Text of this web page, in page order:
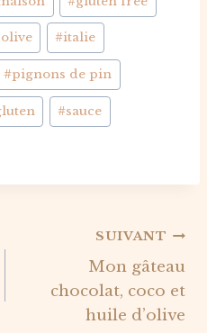
#italie
#pignons de pin
#sauce
SUIVANT
Mon gâteau
chocolat, coco et
huile d’olive